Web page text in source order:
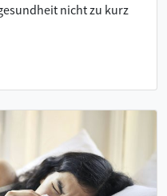
nicht zu kurz